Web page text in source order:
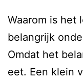
Waarom is het
belangrijk
Omdat het
eet. Een klein